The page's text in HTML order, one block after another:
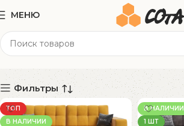
МЕНЮ
металл, фанера
Фильтры
ТОП
В НАЛИЧИИ
В НАЛИЧИИ
1 ШТ